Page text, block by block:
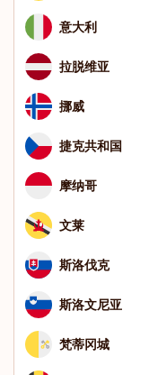
意大利
拉脱维亚
挪威
捷克共和国
摩纳哥
文莱
斯洛伐克
斯洛文尼亚
梵蒂冈城